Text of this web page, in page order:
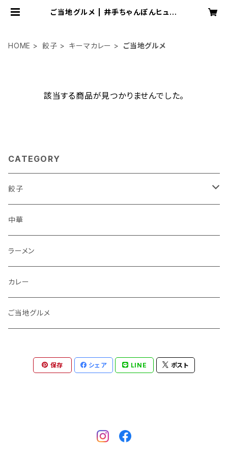
ご当地グルメ | 井手ちゃんぽんヒュー
HOME 餃子 キーマカレー ご当地グルメ
該当する商品が見つかりませんでした。
CATEGORY
餃子
ダイエット
おつまみ
餃子
キーマカレー
健康食品
中華
ラーメン
カレー
ご当地グルメ
保存 シェア LINE ポスト